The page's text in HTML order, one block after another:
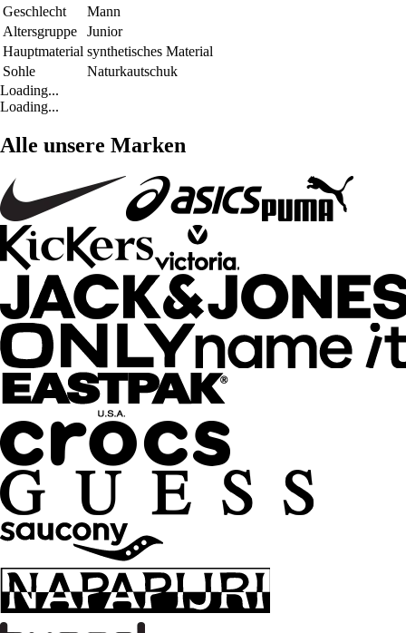
Geschlecht
Mann
Altersgruppe
Junior
Hauptmaterial synthetisches Material
Sohle
Naturkautschuk
Loading...
Loading...
Alle unsere Marken